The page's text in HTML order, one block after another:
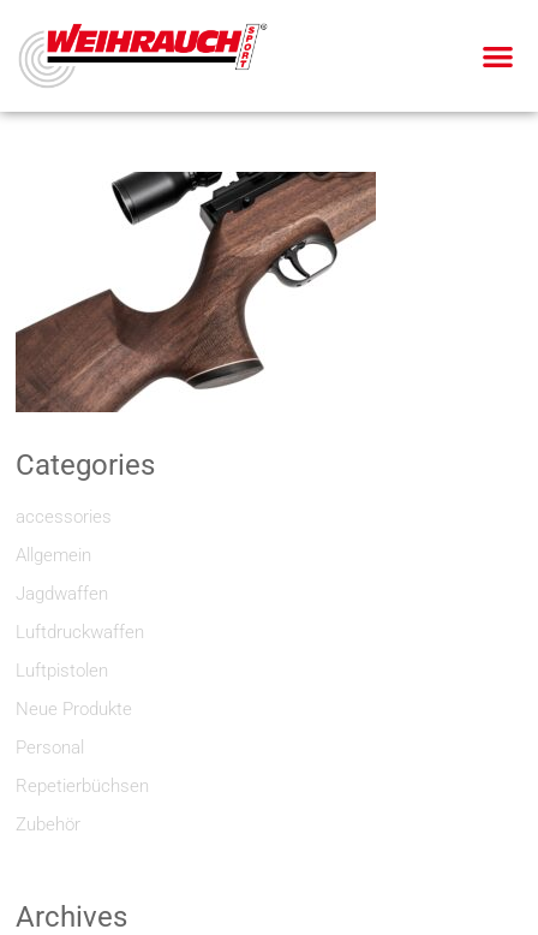
Categories
accessories
Allgemein
Jagdwaffen
Luftdruckwaffen
Luftpistolen
Neue Produkte
Personal
Repetierbüchsen
Zubehör
Archives